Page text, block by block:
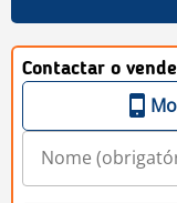
Contactar o